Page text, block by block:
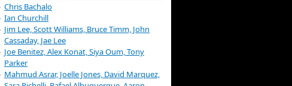
Chris Bachalo
Ian Churchill
Jim Lee, Scott Williams, Bruce Timm, John
Cassaday, Jae Lee
Joe Benitez, Alex Konat, Siya Oum, Tony
Parker
Mahmud Asrar, Joelle Jones, David Marquez,